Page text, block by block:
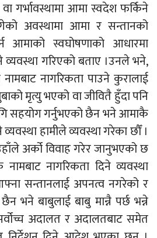
गर्भावस्थामा आमा स्वदेश फर्किने
अवस्थामा आमा र सन्तानको
आमाको स्वघोषणाको आधारमा
व्यवस्था गरिएको बताए ।उनले भने,
नागरिकता पाउने कुरालाई
मृत्यु भएको वा जीवितै हुँदा पनि
सहयोग गर्नुभएको छैन भने आमाकै
हामीले व्यवस्था गरेका छौँ ।
अर्को विवाह गरेर जानुभएको छ
नागरिकता दिने व्यवस्था
सन्तानलाई अपनत्व नगरेको र
भने बाबुलाई बाबु मान्नै पर्छ भन्ने
अदालत र अदालतबाट समेत